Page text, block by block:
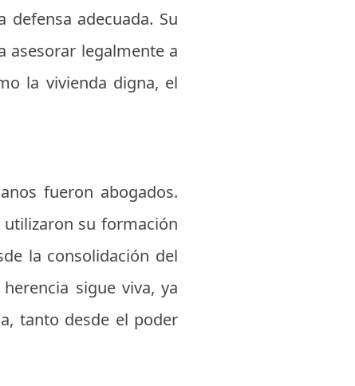
adecuada. Su
asesorar legalmente a
la vivienda digna, el
fueron abogados.
utilizaron su formación
la consolidación del
sigue viva, ya
tanto desde el poder